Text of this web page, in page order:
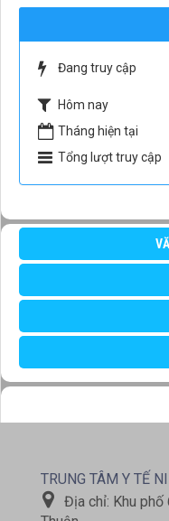
Đang truy cập
Hôm nay
Tháng hiện tại
Tổng lượt truy cập
TRUNG TÂM Y TẾ
Địa chỉ: Khu phố